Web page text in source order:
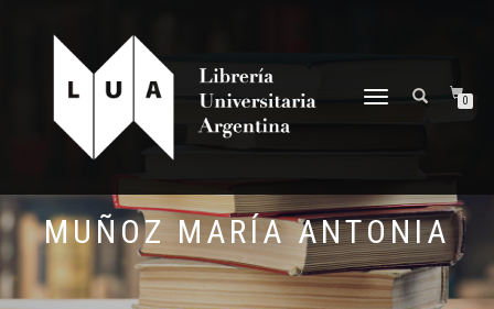
NAVEGACIÓN
0
MUÑOZ MARÍA ANTONIA